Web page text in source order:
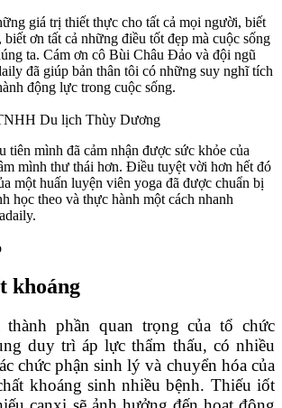
giá trị thiết thực cho tất cả mọi người, biết
ơn tất cả những điều tốt đẹp mà cuộc sống
ta. Cám ơn cô Bùi Châu Đảo và đội ngũ
đã giúp bản thân tôi có những suy nghĩ tích
động lực trong cuộc sống.
Du lịch Thùy Dương
tiên mình đã cảm nhận được sức khỏe của
mình thư thái hơn. Điều tuyệt vời hơn hết đó
một huấn luyện viên yoga đã được chuẩn bị
học theo và thực hành một cách nhanh
khoáng
thành phần quan trọng của tổ chức
duy trì áp lực thẩm thấu, có nhiều
chức phận sinh lý và chuyển hóa của
khoáng sinh nhiều bệnh. Thiếu iốt